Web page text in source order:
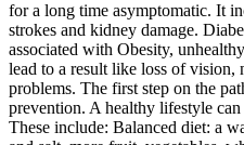
for a long time asymptomatic. It
strokes and kidney damage.
associated with Obesity,
lead to a result like loss of vision,
problems. The first step on the
prevention. A healthy lifestyle
These include: Balanced diet: a